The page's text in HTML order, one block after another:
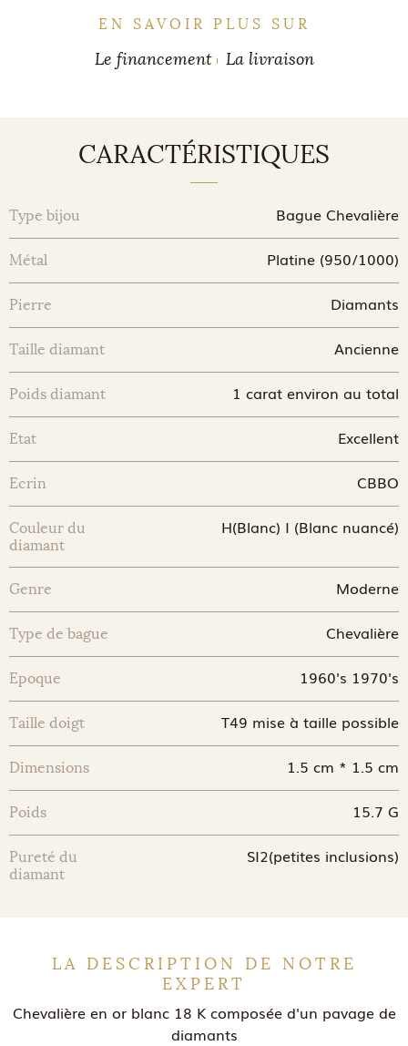
EN SAVOIR PLUS SUR
Le financement La livraison
CARACTÉRISTIQUES
Type bijou Bague Chevalière
Métal Platine (950/1000)
Pierre Diamants
Taille diamant Ancienne
Poids diamant 1 carat environ au total
Etat Excellent
Ecrin CBBO
Couleur du
diamant
H(Blanc) I (Blanc nuancé)
Genre Moderne
Type de bague Chevalière
Epoque 1960's 1970's
Taille doigt T49 mise à taille possible
Dimensions 1.5 cm * 1.5 cm
Poids 15.7 G
Pureté du
diamant
SI2(petites inclusions)
LA DESCRIPTION DE NOTRE
EXPERT
Chevalière en or blanc 18 K composée d'un pavage de
diamants